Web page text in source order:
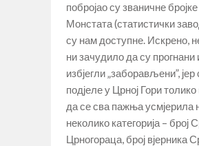
побројао су званичне бројке
Монстата (статистички
су нам доступне. Искрено,
ни зачудило да су прогнани
избјегли „заборављени”, јер
подјеле у Црној Гори
да се сва пажња усмјерила
неколико категорија – број
Црногораца, број вјерника